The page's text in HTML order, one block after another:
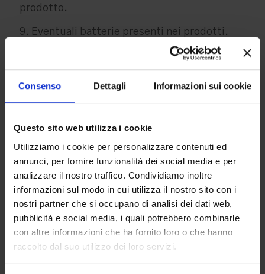
Consenso Dettagli Informazioni sui cookie
Questo sito web utilizza i cookie
Utilizziamo i cookie per personalizzare contenuti ed
annunci, per fornire funzionalità dei social media e per
analizzare il nostro traffico. Condividiamo inoltre
informazioni sul modo in cui utilizza il nostro sito con i
nostri partner che si occupano di analisi dei dati web,
pubblicità e social media, i quali potrebbero combinarle
con altre informazioni che ha fornito loro o che hanno
raccolto dal suo utilizzo dei loro servizi.
prodotto.
9. Eventuali batterie presenti nei prodotti.
Diritto di recesso, cosa
Il Decreto Legislativo n. 206 del 6 settembre
2005 relativo alla protezione dei consumatori
in materia di contratti a distanza prevede la
possibilità per il consumatore di esercitare il
diritto di recesso incondizionato. Qualora il
cliente non volesse più tenere l’articolo